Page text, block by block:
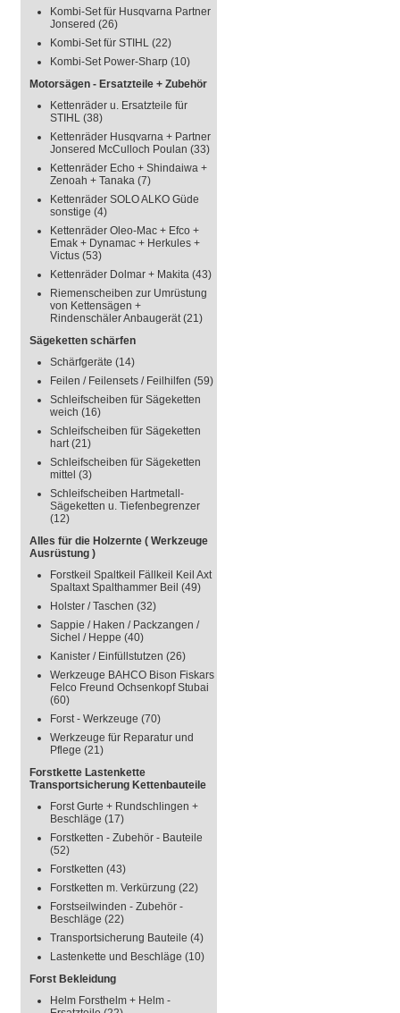
Kombi-Set für Husqvarna Partner
Jonsered (26)
Kombi-Set für STIHL (22)
Kombi-Set Power-Sharp (10)
Motorsägen - Ersatzteile + Zubehör
Kettenräder u. Ersatzteile für
STIHL (38)
Kettenräder Husqvarna + Partner
Jonsered McCulloch Poulan (33)
Kettenräder Echo + Shindaiwa +
Zenoah + Tanaka (7)
Kettenräder SOLO ALKO Güde
sonstige (4)
Kettenräder Oleo-Mac + Efco +
Emak + Dynamac + Herkules +
Victus (53)
Kettenräder Dolmar + Makita (43)
Riemenscheiben zur Umrüstung
von Kettensägen +
Rindenschäler Anbaugerät(21)
Sägeketten schärfen
Schärfgeräte (14)
Feilen / Feilensets / Feilhilfen (59)
Schleifscheiben für Sägeketten
weich (16)
Schleifscheiben für Sägeketten
hart(21)
Schleifscheiben für Sägeketten
mittel (3)
Schleifscheiben Hartmetall-
Sägeketten u. Tiefenbegrenzer
(12)
Alles für die Holzernte ( Werkzeuge
Ausrüstung )
Forstkeil Spaltkeil Fällkeil Keil Axt
Spaltaxt Spalthammer Beil (49)
Holster / Taschen (32)
Sappie / Haken / Packzangen /
Sichel / Heppe (40)
Kanister / Einfüllstutzen (26)
Werkzeuge BAHCO Bison Fiskars
Felco Freund Ochsenkopf Stubai
(60)
Forst - Werkzeuge (70)
Werkzeuge für Reparatur und
Pflege (21)
Forstkette Lastenkette
Transportsicherung Kettenbauteile
Forst Gurte + Rundschlingen +
Beschläge (17)
Forstketten - Zubehör - Bauteile
(52)
Forstketten (43)
Forstketten m. Verkürzung (22)
Forstseilwinden - Zubehör -
Beschläge (22)
Transportsicherung Bauteile (4)
Lastenkette und Beschläge (10)
Forst Bekleidung
Helm Forsthelm + Helm -